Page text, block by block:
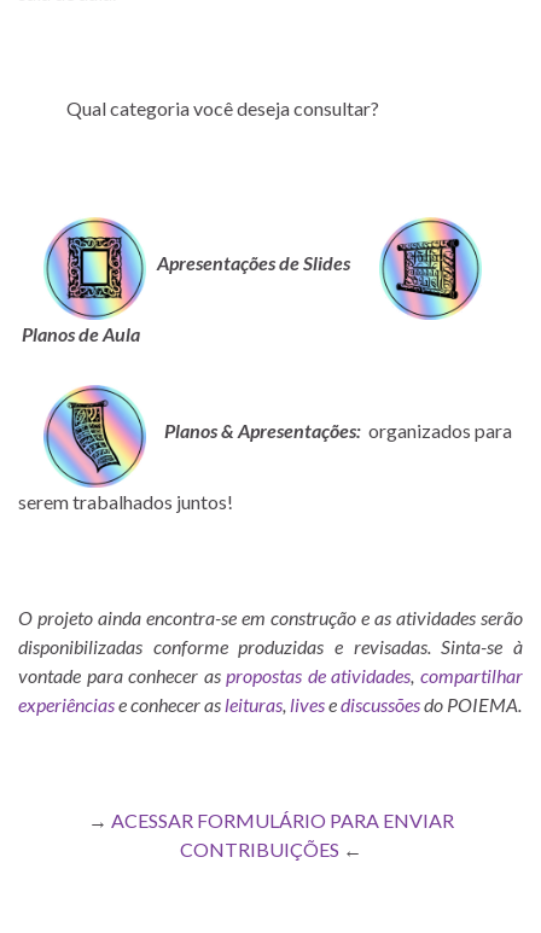
Qual categoria você deseja consultar?
Apresentações de Slides
Planos de Aula
Planos & Apresentações: organizados para
serem trabalhados juntos!
O projeto ainda encontra-se em construção e as atividades serão
disponibilizadas conforme produzidas e revisadas. Sinta-se à
vontade para conhecer as propostas de atividades ,compartilhar
experiênciase conhecer as leituras livesediscussõesdo POIEMA.
→ ACESSAR FORMULÁRIO PARA ENVIAR
CONTRIBUIÇÕES ←